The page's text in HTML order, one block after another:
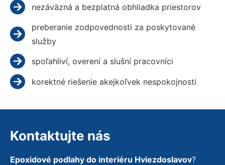
nezáväzná a bezplatná obhliadka priestorov
preberanie zodpovednosti za poskytované
služby
spoľahliví, overení a slušní pracovníci
korektné riešenie akejkoľvek nespokojnosti
Kontaktujte nás
Epoxidové podlahy do interiéru Hviezdoslavov?